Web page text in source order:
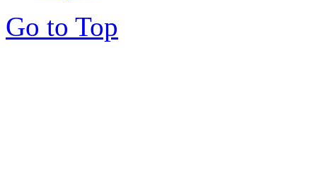
Go to Top